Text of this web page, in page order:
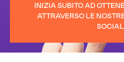
INIZIA SUBITO AD
ATTRAVERSO LE